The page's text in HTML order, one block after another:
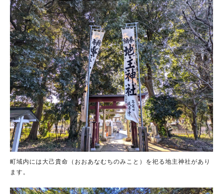
町域内には大己貴命（おおあなむちのみこと）を祀る地主神社があり
ます。